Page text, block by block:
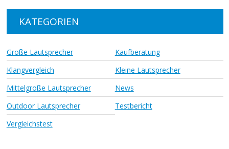
KATEGORIEN
Große Lautsprecher
Kaufberatung
Klangvergleich
Kleine Lautsprecher
Mittelgroße Lautsprecher
News
Outdoor Lautsprecher
Testbericht
Vergleichstest